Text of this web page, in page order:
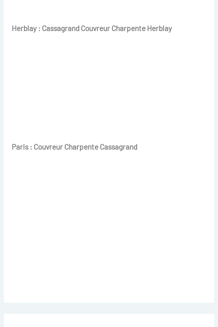
Herblay : Cassagrand Couvreur Charpente Herblay
Paris : Couvreur Charpente Cassagrand